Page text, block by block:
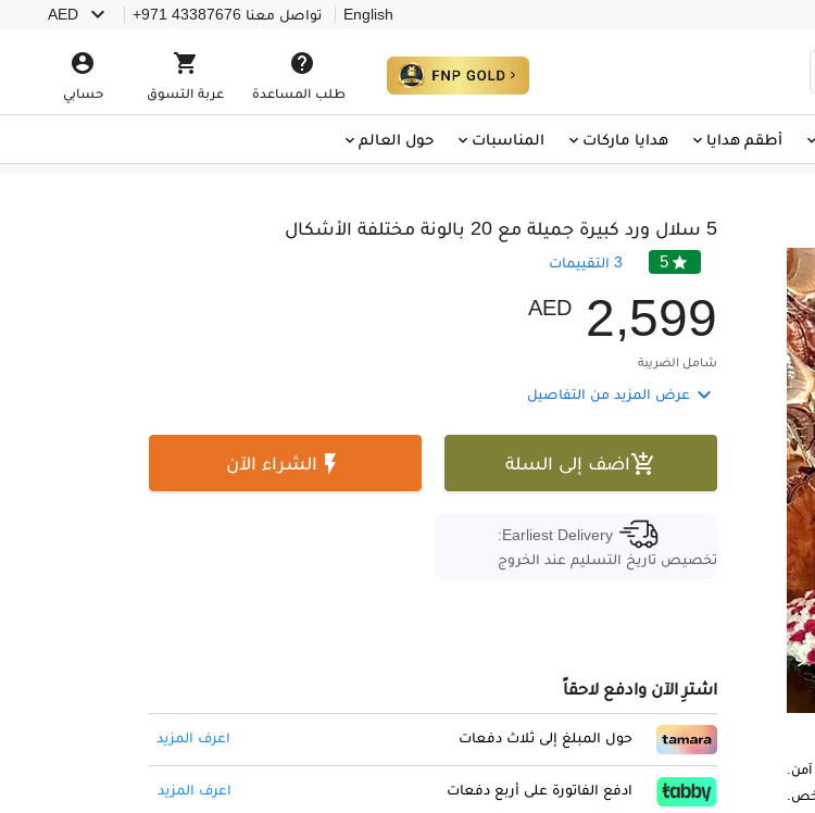
English تواصل معنا +971 43387676
AED 

طلب المساعدة

عربة التسوق

حسابي
أطقم هدايا هدايا ماركات المناسبات حول العالم
5 سلال ورد كبيرة جميلة مع 20 بالونة مختلفة الأشكال
5
3 التقييمات
AED 2,599
شامل الضريبة
 عرض المزيد من التفاصيل
اضف إلى السلة  الشراء الآن
Earliest Delivery:
تخصيص تاريخ التسليم عند الخروج
اشترِ الآن وادفع لاحقاً
حول المبلغ إلى ثلاث دفعات اعرف المزيد
ادفع الفاتورة على أربع دفعات اعرف المزيد